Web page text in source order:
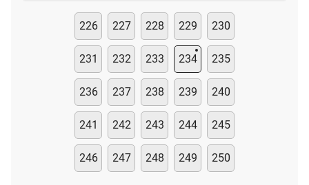
226 227 228 229 230
231 232 233 234 235
236 237 238 239 240
241 242 243 244 245
246 247 248 249 250